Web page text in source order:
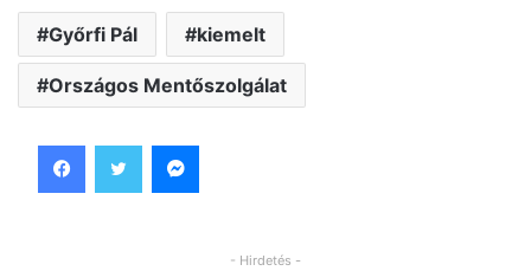
Győrfi Pál kiemelt
Országos Mentőszolgálat
- Hirdetés -